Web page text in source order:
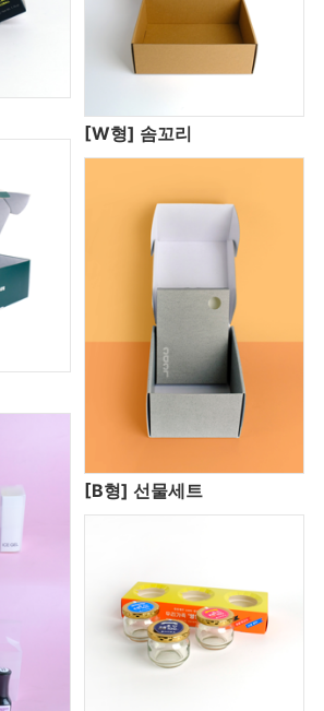
[W형] 솜꼬리
[B형] 선물세트